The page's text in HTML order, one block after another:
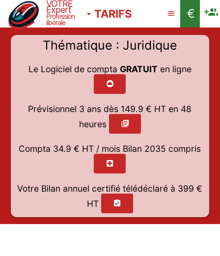
VOTRE
Expert
Profession
libérale
TARIFS €
Thématique : Juridique
Le Logiciel de compta GRATUIT en ligne
Prévisionnel 3 ans dès 149.9 € HT en 48
heures
Compta 34.9 € HT / mois Bilan 2035 compris
Votre Bilan annuel certifié télédéclaré à 399 €
HT